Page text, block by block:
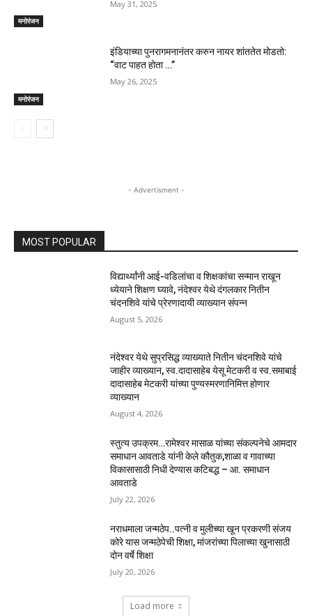
मनोरंजन
May 31, 2025
मनोरंजन
इंडियाच्या पुनरागमनानंतर करुन नायर शांततेत मोडतो:
“वाट पाहत होता …”
May 26, 2025
- Advertisment -
MOST POPULAR
विद्यार्थ्यांनी आई-वडिलांचा व शिक्षकांचा सन्मान राखून
ध्येयाने शिक्षण घ्यावे, नंदेश्वर येथे दंगलकार नितीन
चंदनशिवे यांचे प्रेरणादायी व्याख्यान संपन्न
August 5, 2026
नंदेश्वर येथे सुप्रसिद्ध व्याख्याते नितीन चंदनशिवे यांचे
जाहीर व्याख्यान, स्व.दादासाहेब येसू मेटकरी व स्व.समाबाई
दादासाहेब मेटकरी यांच्या पुण्यस्मरणानिमित्त होणार
व्याख्यान
August 4, 2026
स्तुत्य उपक्रम…रामेश्वर मासाळ यांच्या संकल्पनेचे आमदार
समाधान आवताडे यांनी केले कौतुक,शाळा व गावाच्या
विकासासाठी निधी देण्यास कटिबद्ध – आ. समाधान
आवताडे
July 22, 2026
नराधमाला जन्मठेप..पत्नी व मुलीच्या खून प्रकरणी संजय
कोरे यास जन्मठेपेची शिक्षा, मांजरांच्या पिलाच्या खुनासाठी
दोन वर्षे शिक्षा
July 20, 2026
Load more